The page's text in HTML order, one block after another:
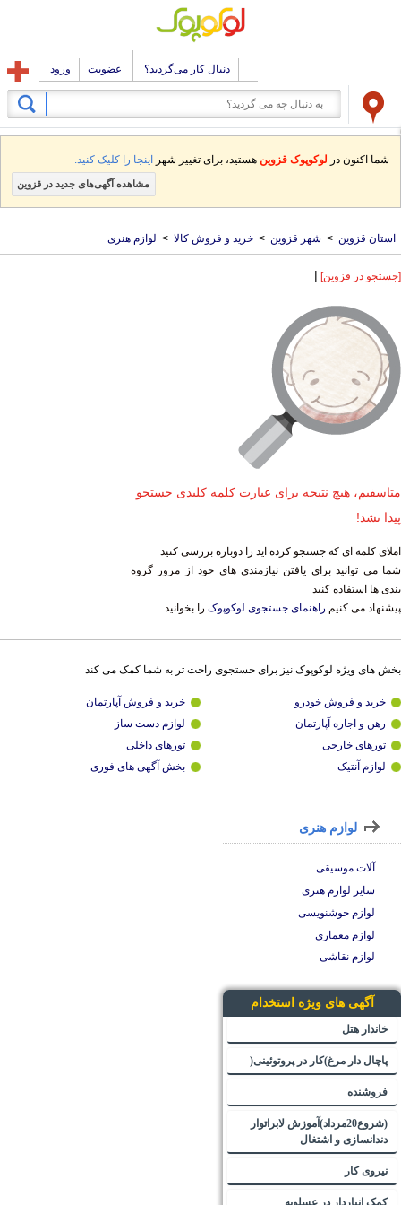
دنبال کار می‌گردید؟ عضویت ورود
شما اکنون در لوکوپوک قزوین هستید، برای تغییر شهر اینجا را کلیک کنید.
مشاهده آگهی‌های جدید در قزوین
استان قزوین > شهر قزوین > خرید و فروش کالا > لوازم هنری
[جستجو در قزوین] |
متاسفیم، هیچ نتیجه برای عبارت کلمه کلیدی جستجو
پیدا نشد!
املای کلمه ای که جستجو کرده اید را دوباره بررسی کنید
شما می توانید برای یافتن نیازمندی های خود از مرور گروه
بندی ها استفاده کنید
پیشنهاد می کنیم راهنمای جستجوی لوکوپوک را بخوانید
بخش های ویژه لوکوپوک نیز برای جستجوی راحت تر به شما کمک می کند
خرید و فروش خودرو
خرید و فروش آپارتمان
رهن و اجاره آپارتمان
لوازم دست ساز
تورهای خارجی
تورهای داخلی
لوازم آنتیک
بخش آگهی های فوری
لوازم هنری
آلات موسیقی
سایر لوازم هنری
لوازم خوشنویسی
لوازم معماری
لوازم نقاشی
آگهی های ویژه استخدام
خاندار هتل
پاچال دار مرغ)کار در پروتوئینی(
فروشنده
(شروع20مرداد)آموزش لابراتوار
دندانسازی و اشتغال
نیروی کار
کمک انباردار در عسلویه